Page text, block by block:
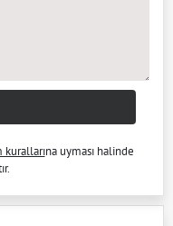
kurallarına uyması halinde